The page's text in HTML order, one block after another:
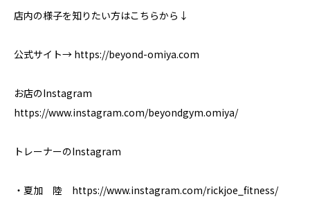
店内の様子を知りたい方はこちらから↓
公式サイト→ https://beyond-omiya.com
お店のInstagram
https://www.instagram.com/beyondgym.omiya/
トレーナーのInstagram
・夏加 陸 https://www.instagram.com/rickjoe_fitness/